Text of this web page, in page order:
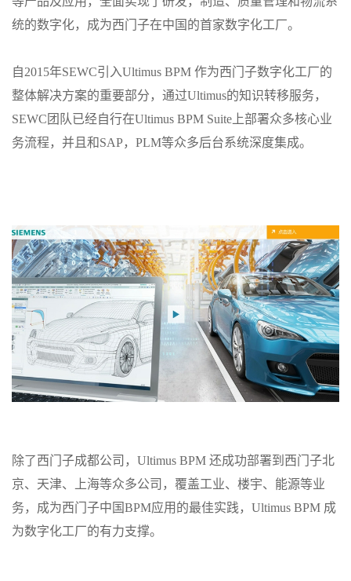
统的数字化，成为西门子在中国的首家数字化工厂。
自2015年SEWC引入Ultimus BPM 作为西门子数字化工厂的
整体解决方案的重要部分，通过Ultimus的知识转移服务，
SEWC 团队已经自行在Ultimus BPM Suite 上部署众多核心业
务流程，并且和SAP， PLM等众多后台系统深度集成。
除了西门子成都公司， Ultimus BPM 还成功部署到西门子北
京、天津、上海等众多公司，覆盖工业、楼宇、能源等业
务，成为西门子中国BPM应用的最佳实践， Ultimus BPM 成
为数字化工厂的有力支撑。